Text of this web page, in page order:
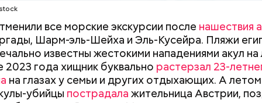
все морские экскурсии после нашествия
Шарм-эль-Шейха и Эль-Кусейра. Пляжи
известны жестокими нападениями акул
2023 года хищник буквально растерзал 23-
на глазах у семьи и других отдыхающих. А
убийцы пострадала жительница Австрии,
большие, экскурсионные группы
на автобусе. Проезжают вглубь леса,